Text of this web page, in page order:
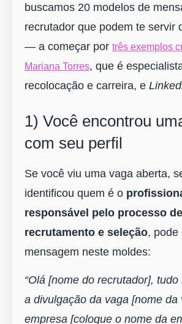
buscamos 20 modelos de
recrutador que podem te servir
― a começar por três exemplos
Mariana Torres, que é
recolocação e carreira, e
1) Você encontrou
com seu perfil
Se você viu uma vaga aberta,
identificou quem é o
responsável pelo processo de
recrutamento e seleção, pode
mensagem neste moldes:
“Olá [nome do recrutador],
a divulgação da vaga [nome da
empresa [coloque o nome da